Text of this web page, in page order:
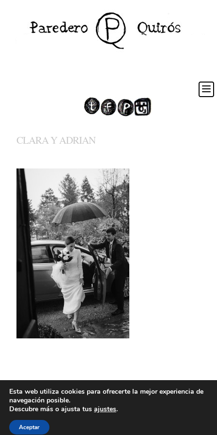
CLARA Y ADRIAN
Esta web utiliza cookies para ofrecerte la mejor experiencia de
navegación posible.
Descubre más o ajusta tus ajustes.
Aceptar